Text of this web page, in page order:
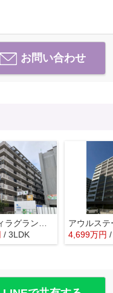
お問い合わせ
/ 3LDK 4,699万円